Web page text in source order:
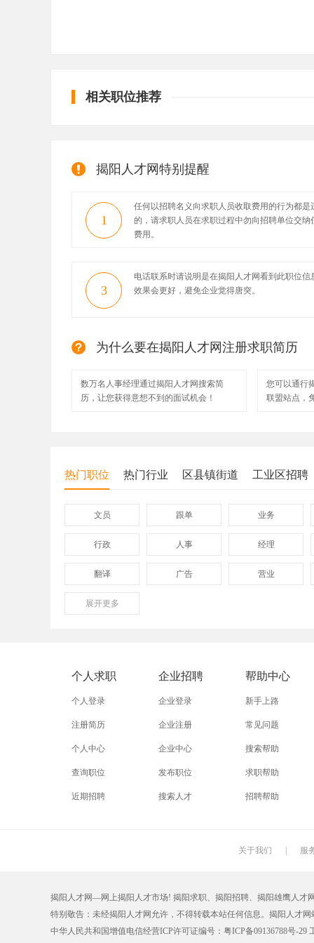
相关职位推荐
揭阳人才网特别提醒
1
任何以招聘名义向求职人员收取费用的行为都是
的，请求职人员在求职过程中勿向招聘单位交纳
费用。
3
电话联系时请说明是在揭阳人才网看到此职位信
效果会更好，避免企业觉得唐突。
为什么要在揭阳人才网注册求职简历
数万名人事经理通过揭阳人才网搜索简
历，让您获得意想不到的面试机会！
您可以通行
联盟站点，
热门职位 热门行业 区县镇街道 工业区招聘
文员 跟单 业务
行政 人事 经理
翻译 广告 营业
保险
近期 今日 今天
同城找工作 今天招工 最近
铆工 工人 印刷技工
生产工 样板工 丝印工
展开更多
个人求职
个人登录
注册简历
个人中心
查询职位
近期招聘
企业招聘
企业登录
企业注册
企业中心
发布职位
搜索人才
帮助中心
新手上路
常见问题
搜索帮助
求职帮助
招聘帮助
关于我们 服
揭阳人才网—网上揭阳人才市场! 揭阳求职、揭阳招聘、揭阳雄鹰人才
特别敬告：未经揭阳人才网允许，不得转载本站任何信息。揭阳人
中华人民共和国增值电信经营ICP许可证编号： 粤ICP备09136788号-29